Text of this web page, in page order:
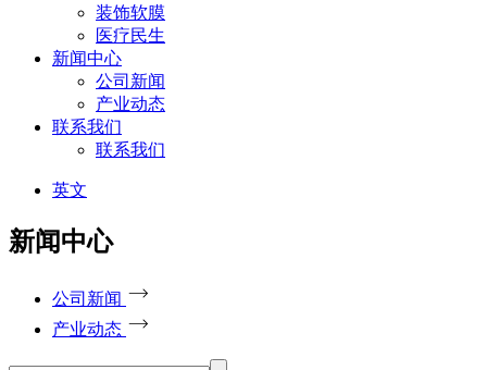
装饰软膜
医疗民生
新闻中心
公司新闻
产业动态
联系我们
联系我们
英文
新闻中心
公司新闻
产业动态